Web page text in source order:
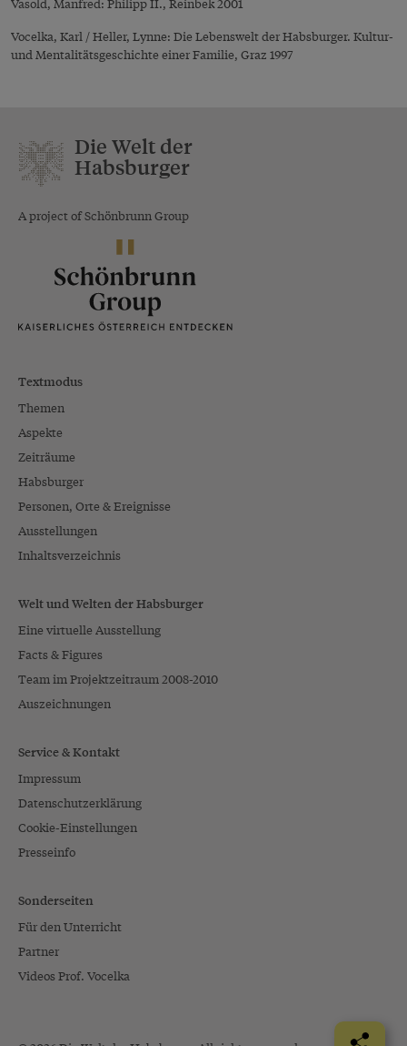
Vocelka, Karl / Heller, Lynne: Die Lebenswelt der Habsburger. Kultur-
und Mentalitätsgeschichte einer Familie, Graz 1997
Die Welt der
Habsburger
A project of Schönbrunn Group
Textmodus
Themen
Aspekte
Zeiträume
Habsburger
Personen, Orte & Ereignisse
Ausstellungen
Inhaltsverzeichnis
Welt und Welten der Habsburger
Eine virtuelle Ausstellung
Facts & Figures
Team im Projektzeitraum 2008-2010
Auszeichnungen
Service & Kontakt
Impressum
Datenschutzerklärung
Cookie-Einstellungen
Presseinfo
Sonderseiten
Für den Unterricht
Partner
Videos Prof. Vocelka